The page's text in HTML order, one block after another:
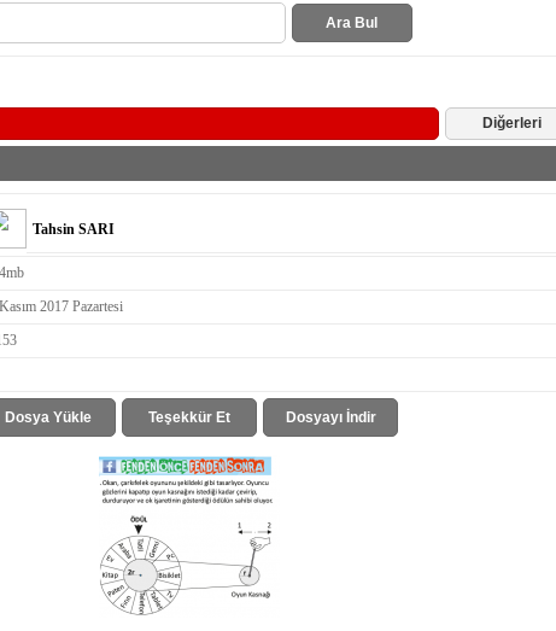
Ara Bul
Diğerleri
Tahsin SARI
2017 Pazartesi
Dosya Yükle Teşekkür Et Dosyayı İndir